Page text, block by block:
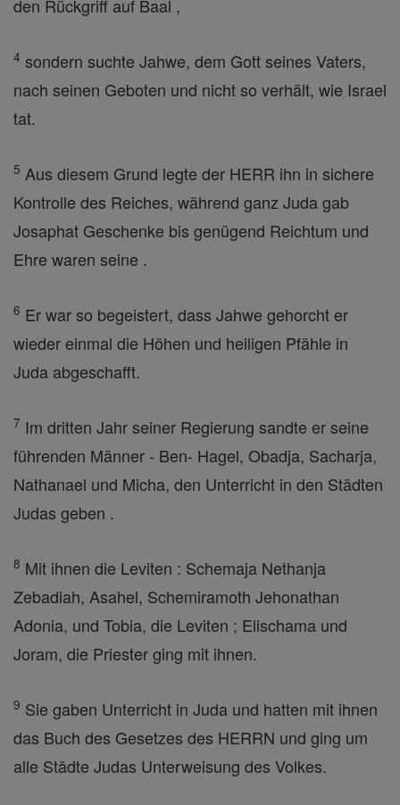
den Rückgriff auf Baal ,
4 sondern suchte Jahwe, dem Gott seines Vaters,
nach seinen Geboten und nicht so verhält, wie Israel
tat.
5 Aus diesem Grund legte der HERR ihn in sichere
Kontrolle des Reiches, während ganz Juda gab
Josaphat Geschenke bis genügend Reichtum und
Ehre waren seine .
6 Er war so begeistert, dass Jahwe gehorcht er
wieder einmal die Höhen und heiligen Pfähle in
Juda abgeschafft.
7 Im dritten Jahr seiner Regierung sandte er seine
führenden Männer - Ben- Hagel, Obadja, Sacharja,
Nathanael und Micha, den Unterricht in den Städten
Judas geben .
8 Mit ihnen die Leviten : Schemaja Nethanja
Zebadiah, Asahel, Schemiramoth Jehonathan
Adonia, und Tobia, die Leviten ; Elischama und
Joram, die Priester ging mit ihnen.
9 Sie gaben Unterricht in Juda und hatten mit ihnen
das Buch des Gesetzes des HERRN und ging um
alle Städte Judas Unterweisung des Volkes.